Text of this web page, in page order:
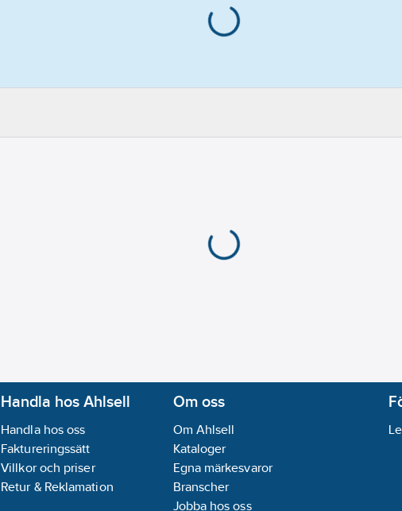
Handla hos Ahlsell
Handla hos oss
Faktureringssätt
Villkor och priser
Retur & Reklamation
Om oss
Om Ahlsell
Kataloger
Egna märkesvaror
Branscher
Jobba hos oss